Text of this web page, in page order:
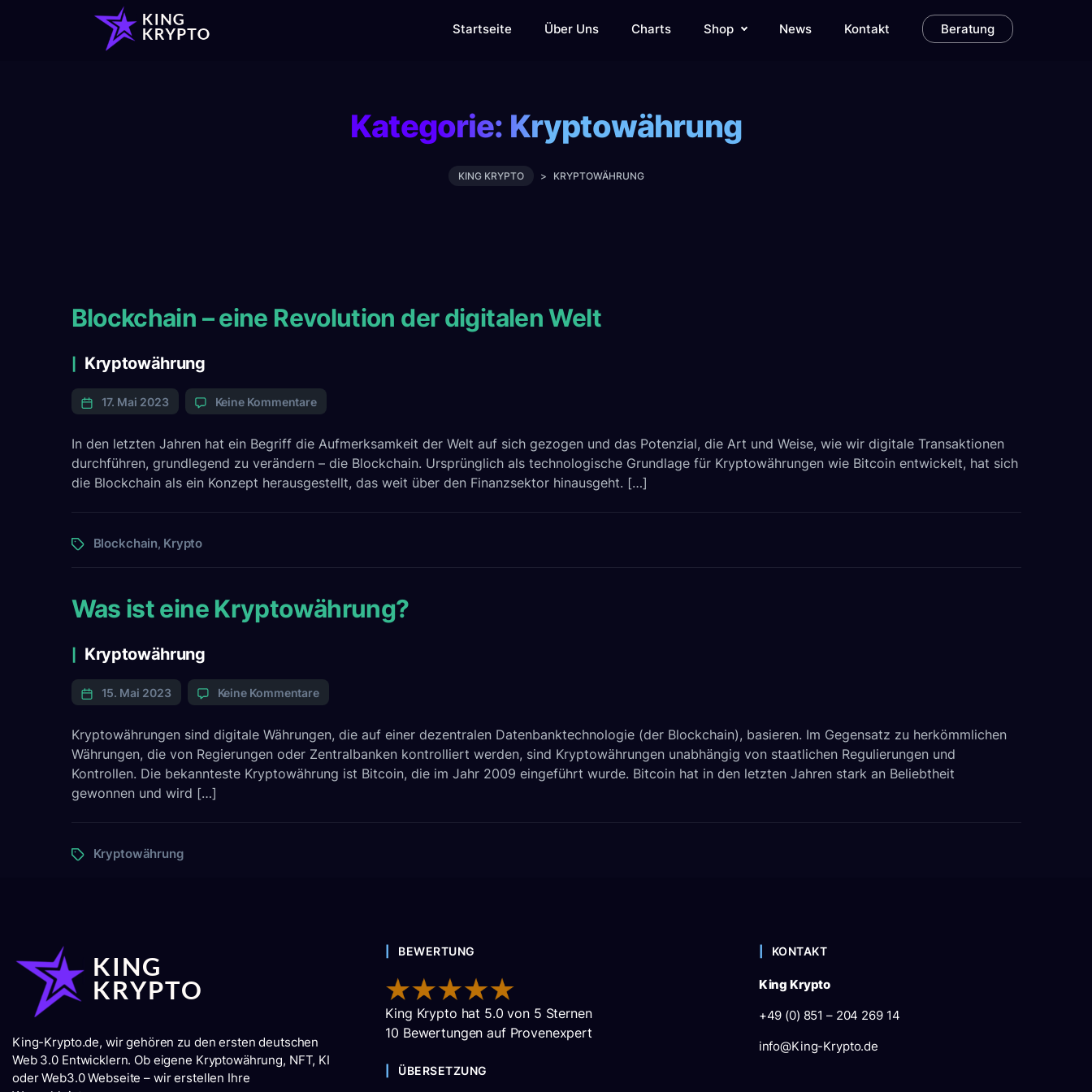
Startseite Über Uns Charts Shop News Kontakt Beratung
Kategorie: Kryptowährung
KING KRYPTO > KRYPTOWÄHRUNG
Blockchain – eine Revolution der digitalen Welt
Categories
Kryptowährung
17. Mai 2023 Keine Kommentarezu
Blockchain
eine
Revolution
der
In den letzten Jahren hat ein Begriff die Aufmerksamkeit der Welt auf sich gezogen und das Potenzial, die Art und Weise, wie wir digitale Transaktionen
durchführen, grundlegend zu verändern – die Blockchain. Ursprünglich als technologische Grundlage für Kryptowährungen wie Bitcoin entwickelt, hat sich
die Blockchain als ein Konzept herausgestellt, das weit über den Finanzsektor hinausgeht. […]
TagsBlockchain, Krypto
Was ist eine Kryptowährung?
Categories
Kryptowährung
15. Mai 2023 Keine Kommentarezu
Was
eine
Kryptowährung?
Kryptowährungen sind digitale Währungen, die auf einer dezentralen Datenbanktechnologie (der Blockchain), basieren. Im Gegensatz zu herkömmlichen
Währungen, die von Regierungen oder Zentralbanken kontrolliert werden, sind Kryptowährungen unabhängig von staatlichen Regulierungen und
Kontrollen. Die bekannteste Kryptowährung ist Bitcoin, die im Jahr 2009 eingeführt wurde. Bitcoin hat in den letzten Jahren stark an Beliebtheit
gewonnen und wird […]
TagsKryptowährung
King-Krypto.de, wir gehören zu den ersten deutschen
Web 3.0 Entwicklern. Ob eigene Kryptowährung, NFT, KI
oder Web3.0 Webseite – wir erstellen Ihre
BEWERTUNG
King Krypto hat 5.0 von 5 Sternen
10 Bewertungen auf Provenexpert
ÜBERSETZUNG
KONTAKT
King Krypto
+49 (0) 851 – 204 269 14
info@King-Krypto.de